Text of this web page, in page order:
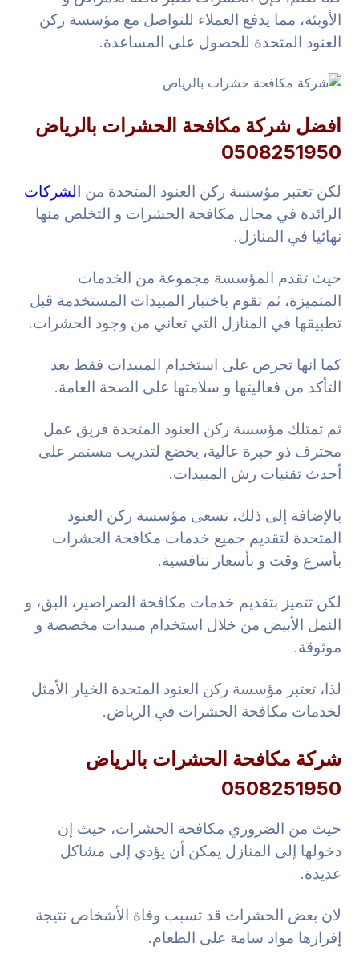
الأوبئة، مما يدفع العملاء للتواصل مع مؤسسة ركن
العنود المتحدة للحصول على المساعدة.
افضل شركة مكافحة الحشرات بالرياض
0508251950
لكن تعتبر مؤسسة ركن العنود المتحدة من الشركات
الرائدة في مجال مكافحة الحشرات و التخلص منها
نهائيا في المنازل.
حيث تقدم المؤسسة مجموعة من الخدمات
المتميزة، ثم تقوم باختبار المبيدات المستخدمة قبل
تطبيقها في المنازل التي تعاني من وجود الحشرات.
كما انها تحرص على استخدام المبيدات فقط بعد
التأكد من فعاليتها و سلامتها على الصحة العامة.
ثم تمتلك مؤسسة ركن العنود المتحدة فريق عمل
محترف ذو خبرة عالية، يخضع لتدريب مستمر على
أحدث تقنيات رش المبيدات.
بالإضافة إلى ذلك، تسعى مؤسسة ركن العنود
المتحدة لتقديم جميع خدمات مكافحة الحشرات
بأسرع وقت و بأسعار تنافسية.
لكن تتميز بتقديم خدمات مكافحة الصراصير، البق، و
النمل الأبيض من خلال استخدام مبيدات مخصصة و
موثوقة.
لذا، تعتبر مؤسسة ركن العنود المتحدة الخيار الأمثل
لخدمات مكافحة الحشرات في الرياض.
شركة مكافحة الحشرات بالرياض
0508251950
حيث من الضروري مكافحة الحشرات، حيث إن
دخولها إلى المنازل يمكن أن يؤدي إلى مشاكل
عديدة.
لان بعض الحشرات قد تسبب وفاة الأشخاص نتيجة
إفرازها مواد سامة على الطعام.